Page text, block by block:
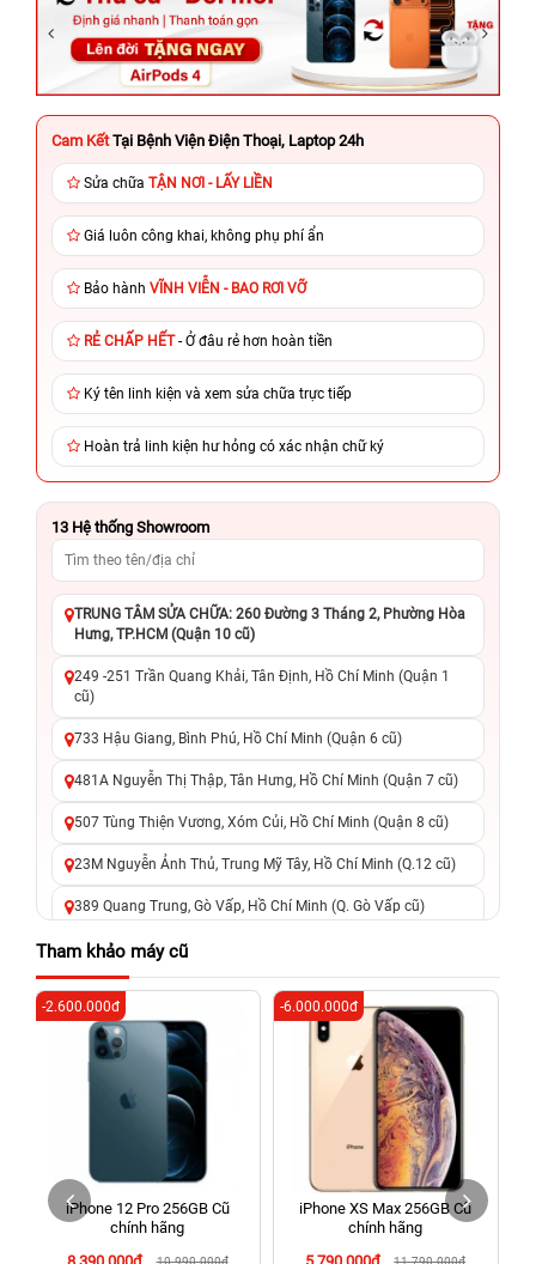
Cam Kết Tại Bệnh Viện Điện Thoại, Laptop 24h
Sửa chữa TẬN NƠI - LẤY LIỀN
Giá luôn công khai, không phụ phí ẩn
Bảo hành VĨNH VIỄN - BAO RƠI VỠ
RẺ CHẤP HẾT- Ở đâu rẻ hơn hoàn tiền
Ký tên linh kiện và xem sửa chữa trực tiếp
Hoàn trả linh kiện hư hỏng có xác nhận chữ ký
13 Hệ thống Showroom
TRUNG TÂM SỬA CHỮA: 260 Đường 3 Tháng 2, Phường Hòa
Hưng, TP.HCM (Quận 10 cũ)
249 -251 Trần Quang Khải, Tân Định, Hồ Chí Minh (Quận 1
cũ)
733 Hậu Giang, Bình Phú, Hồ Chí Minh (Quận 6 cũ)
481A Nguyễn Thị Thập, Tân Hưng, Hồ Chí Minh (Quận 7 cũ)
507 Tùng Thiện Vương, Xóm Củi, Hồ Chí Minh (Quận 8 cũ)
23M Nguyễn Ảnh Thủ, Trung Mỹ Tây, Hồ Chí Minh (Q.12 cũ)
389 Quang Trung, Gò Vấp, Hồ Chí Minh (Q. Gò Vấp cũ)
625 - 625A Âu Cơ, Tân Phú, Hồ Chí Minh (Quận Tân Phú cũ)
326 Lê Văn Việt, Tăng Nhơn Phú, Hồ Chí Minh (Q.9 TP. Thủ
Đức cũ)
256 Võ Văn Ngân, Thủ Đức, Hồ Chí Minh (Bình Thọ, TP. Thủ
70 Nguyễn An Ninh, Dĩ An, Hồ Chí Minh (Bình Dương Cũ)
24h Vũng Tàu: 162A Ba Cu, Vũng Tàu, Hồ Chí Minh (TP. Vũng
Tàu cũ)
198 Hoàng Văn Thụ, Tân Sơn Nhất, Hồ Chí Minh (Tân Bình
Tham khảo máy cũ
iPhone 12 Pro 256GB Cũ
chính hãng
10.990.000đ
-2.600.000đ
iPhone XS Max 256GB Cũ
chính hãng
11.790.000đ
-6.000.000đ